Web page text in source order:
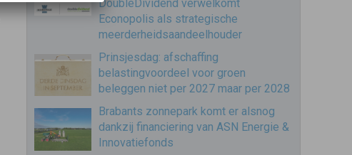
DoubleDividend verwelkomt
Econopolis als strategische
meerderheidsaandeelhouder
Prinsjesdag: afschaffing
belastingvoordeel voor groen
beleggen niet per 2027 maar per 2028
Brabants zonnepark komt er alsnog
dankzij financiering van ASN Energie &
Innovatiefonds